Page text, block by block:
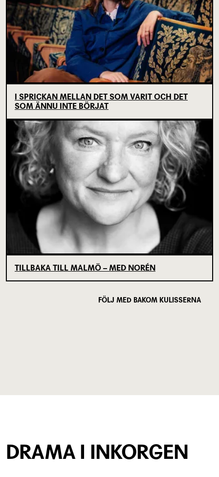
I SPRICKAN MELLAN DET SOM VARIT OCH DET
SOM ÄNNU INTE BÖRJAT
TILLBAKA TILL MALMÖ – MED NORÉN
FÖLJ MED BAKOM KULISSERNA
DRAMA I INKORGEN